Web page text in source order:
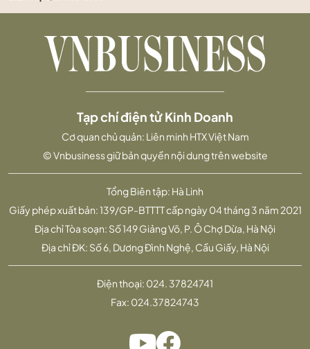
Tổng Biên tập: Hà Linh
Giấy phép xuất bản: 139/GP-BTTTT cấp ngày 04 tháng 3 năm 2021
Địa chỉ Tòa soạn: Số 149 Giảng Võ, P. Ô Chợ Dừa, Hà Nội
Địa chỉ ĐK: Số 6, Dương Đình Nghệ, Cầu Giấy, Hà Nội
Tạp chí điện tử Kinh Doanh
Cơ quan chủ quản: Liên minh HTX Việt Nam
© Vnbusiness giữ bản quyền nội dung trên website
Điện thoại: 024. 37824741
Fax: 024.37824743